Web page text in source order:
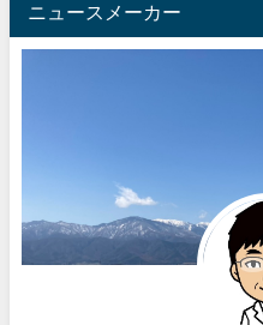
ニュースメーカー